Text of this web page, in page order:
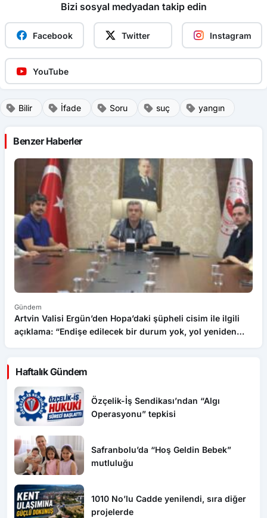
Bizi sosyal medyadan takip edin
Facebook Twitter Instagram
YouTube
Bilir İfade Soru suç yangın
Benzer Haberler
Gündem
Artvin Valisi Ergün’den Hopa’daki şüpheli cisim ile ilgili
açıklama: “Endişe edilecek bir durum yok, yol yeniden
Haftalık Gündem
Özçelik-İş Sendikası’ndan “Algı
Operasyonu” tepkisi
Safranbolu’da “Hoş Geldin Bebek”
mutluluğu
1010 No’lu Cadde yenilendi, sıra diğer
projelerde